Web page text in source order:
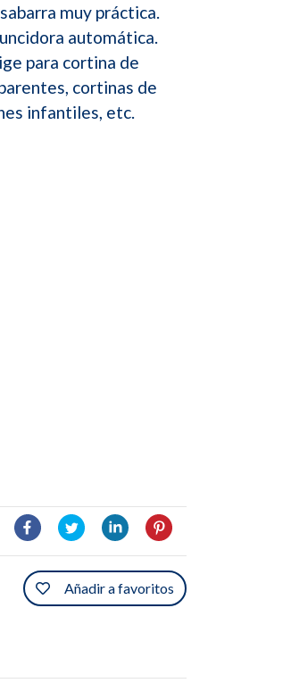
muy práctica.
automática.
para cortina de
cortinas de
infantiles, etc.
Añadir a favoritos